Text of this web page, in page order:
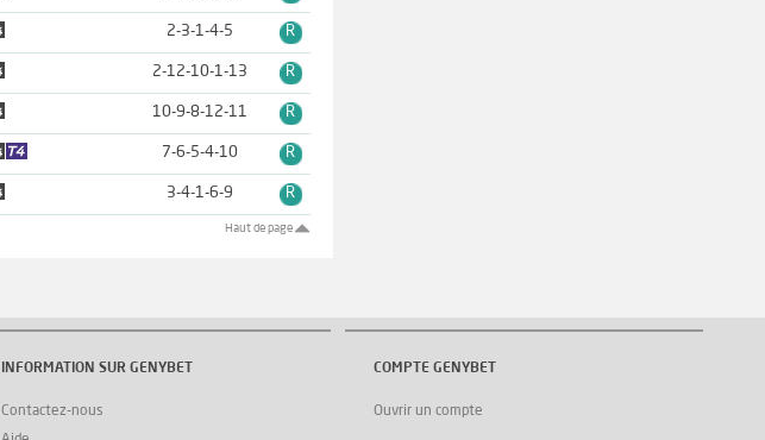
2-3-1-4-5 R
2-12-10-1-13 R
10-9-8-12-11 R
7-6-5-4-10 R
3-4-1-6-9 R
Haut de page
INFORMATION SUR GENYBET
Contactez-nous
COMPTE GENYBET
Ouvrir un compte